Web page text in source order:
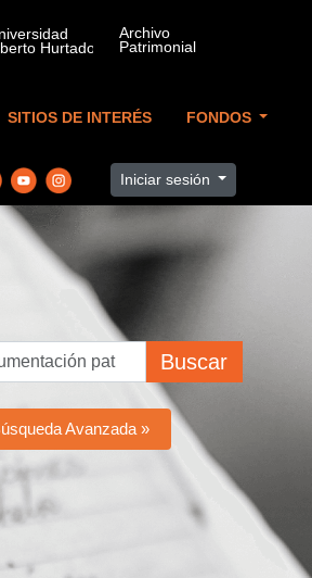
SITIOS DE INTERÉS FONDOS
Iniciar sesión
Buscar
Avanzada »